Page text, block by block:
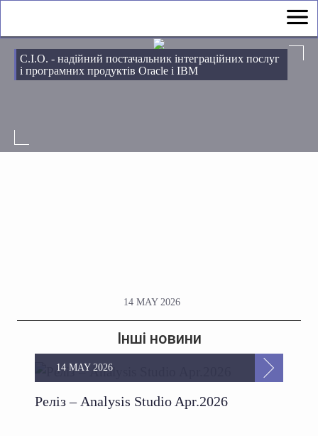
С.І.О. - надійний постачальник інтеграційних послуг
і програмних продуктів Oracle і IBM
14 MAY 2026
Інші новини
Реліз – Analysis Studio Apr.2026
14 MAY 2026